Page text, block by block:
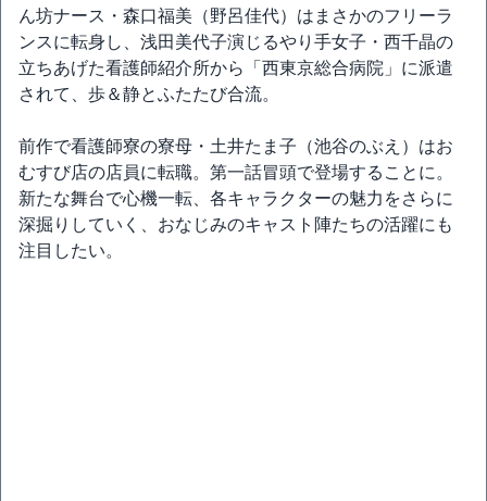
ん坊ナース・森口福美（野呂佳代）はまさかのフリーラ
ンスに転身し、浅田美代子演じるやり手女子・西千晶の
立ちあげた看護師紹介所から「西東京総合病院」に派遣
されて、歩＆静とふたたび合流。
前作で看護師寮の寮母・土井たま子（池谷のぶえ）はお
むすび店の店員に転職。第一話冒頭で登場することに。
新たな舞台で心機一転、各キャラクターの魅力をさらに
深掘りしていく、おなじみのキャスト陣たちの活躍にも
注目したい。